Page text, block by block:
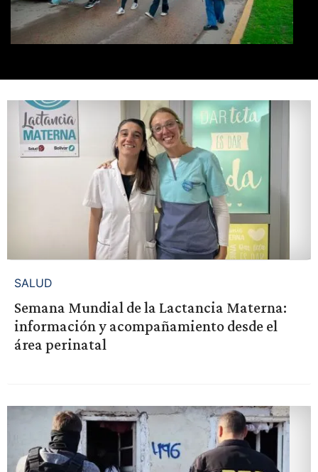
SALUD
Semana Mundial de la Lactancia Materna:
información y acompañamiento desde el
área perinatal